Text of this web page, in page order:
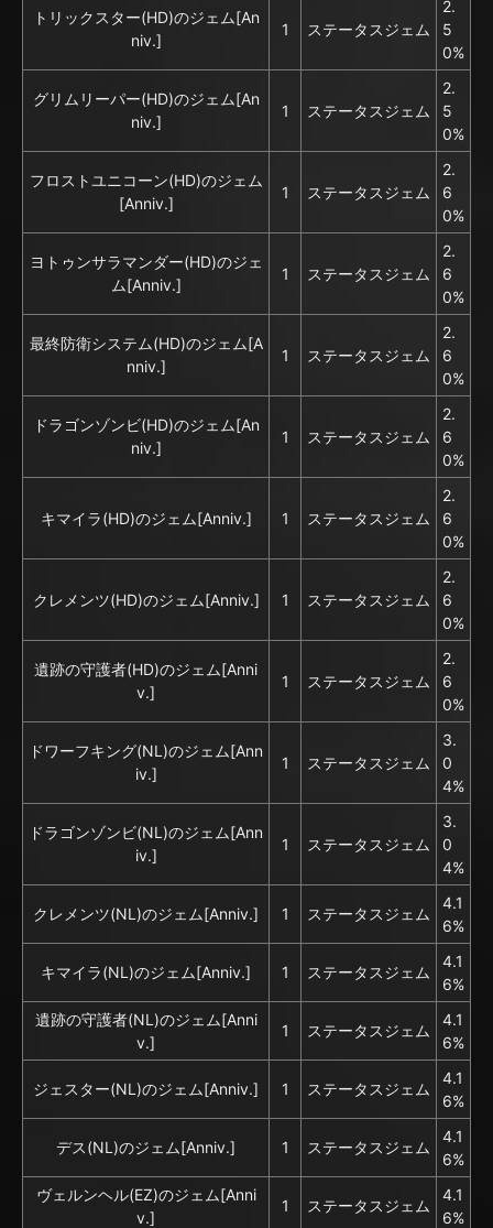
トリックスター(HD)のジェム[An
niv.]
1 ステータスジェム
2.
5
0%
グリムリーパー(HD)のジェム[An
niv.]
1 ステータスジェム
2.
5
0%
フロストユニコーン(HD)のジェム
[Anniv.]
1 ステータスジェム
2.
6
0%
ヨトゥンサラマンダー(HD)のジェ
ム[Anniv.]
1 ステータスジェム
2.
6
0%
最終防衛システム(HD)のジェム[A
nniv.]
1 ステータスジェム
2.
6
0%
ドラゴンゾンビ(HD)のジェム[An
niv.]
1 ステータスジェム
2.
6
0%
キマイラ(HD)のジェム[Anniv.] 1 ステータスジェム
2.
6
0%
クレメンツ(HD)のジェム[Anniv.] 1 ステータスジェム
2.
6
0%
遺跡の守護者(HD)のジェム[Anni
v.]
1 ステータスジェム
2.
6
0%
ドワーフキング(NL)のジェム[Ann
iv.]
1 ステータスジェム
3.
0
4%
ドラゴンゾンビ(NL)のジェム[Ann
iv.]
1 ステータスジェム
3.
0
4%
クレメンツ(NL)のジェム[Anniv.] 1 ステータスジェム
4.1
6%
キマイラ(NL)のジェム[Anniv.] 1 ステータスジェム
4.1
6%
遺跡の守護者(NL)のジェム[Anni
v.]
1 ステータスジェム
4.1
6%
ジェスター(NL)のジェム[Anniv.] 1 ステータスジェム
4.1
6%
デス(NL)のジェム[Anniv.] 1 ステータスジェム
4.1
6%
ヴェルンヘル(EZ)のジェム[Anni
v.]
1 ステータスジェム
4.1
6%